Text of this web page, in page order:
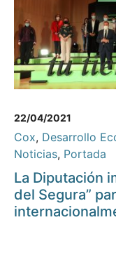
22/04/2021
Cox, Desarrollo
Noticias, Portada
La Diputación
del Segura”